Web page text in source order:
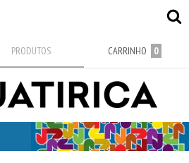
PRODUTOS CARRINHO 0